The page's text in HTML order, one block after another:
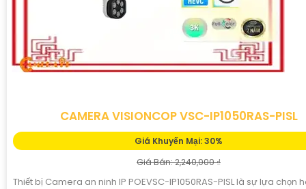
CAMERA VISIONCOP VSC-IP1050RAS-PISL
Giá Khuyến Mại: 30%
Giá Bán: 2,240,000 ₫
Thiết bị Camera an ninh IP POEVSC-IP1050RAS-PISL là sự lựa chọn